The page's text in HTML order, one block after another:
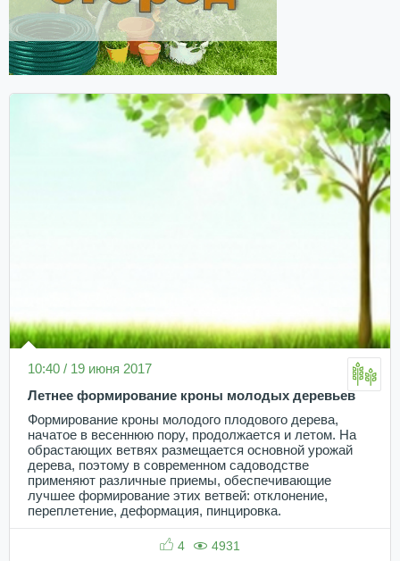
10:40 / 19 июня 2017
Летнее формирование кроны молодых деревьев
Формирование кроны молодого плодового дерева,
начатое в весеннюю пору, продолжается и летом. На
обрастающих ветвях размещается основной урожай
дерева, поэтому в современном садоводстве
применяют различные приемы, обеспечивающие
лучшее формирование этих ветвей: отклонение,
переплетение, деформация, пинцировка.
4 4931